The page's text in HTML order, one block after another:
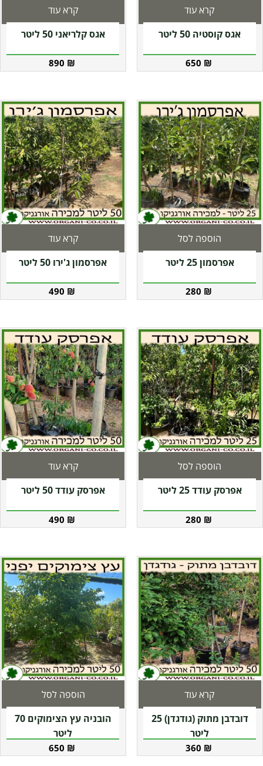
אגס קוסטיה 50 ליטר
650 ₪
קרא עוד
אגס קלריאני 50 ליטר
890 ₪
קרא עוד
אפרסמון 25 ליטר
280 ₪
הוספה לסל
אפרסמון ג'ירו 50 ליטר
490 ₪
קרא עוד
אפרסק עודד 25 ליטר
280 ₪
הוספה לסל
אפרסק עודד 50 ליטר
490 ₪
קרא עוד
דובדבן מתוק (גודגדן) 25
ליטר
360 ₪
קרא עוד
הובניה עץ הצימוקים 70
ליטר
650 ₪
הוספה לסל